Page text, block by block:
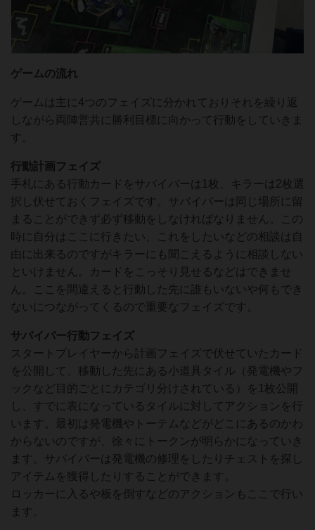
ゲームの流れ
ゲームは主に4つのフェイズに分かれておりそれを繰り返
しながら両陣営共に勝利目標に向かって行動をしていきま
す。
行動計画フェイズ
手札にある行動カードをサバイバーは1枚、キラーは2枚選
択し伏せておくフェイズです。サバイバーは同じ場所に留
まることができず必ず移動をしなければなりません。この
時に自分はここに行きたい、これをしたいなどの相談は自
由に出来るのですがキラーにも聞こえるように相談しない
といけません。カードをこっそり見せるなどはできませ
ん。ここを間違えると行動した先に誰もいないや何もでき
ないにつながってくるので重要なフェイズです。
サバイバー行動フェイズ
スタートプレイヤーから計画フェイズで伏せていたカード
を公開して、移動した先にある小道具タイル（発電機やフ
ックなど目的ごとにカテゴリ分けされている）を1枚公開
し、すでに表になっているタイルに対してアクションを行
います。最初は発電機やトーテムなどがどこにあるのかわ
からないのですが、徐々にトークンが明らかになっていき
ます。サバイバーは発電機の修理をしたりチェストを探し
アイテムを獲得したりすることができます。
ロッカーに入るや板を倒すなどのアクションもここで行い
ます。